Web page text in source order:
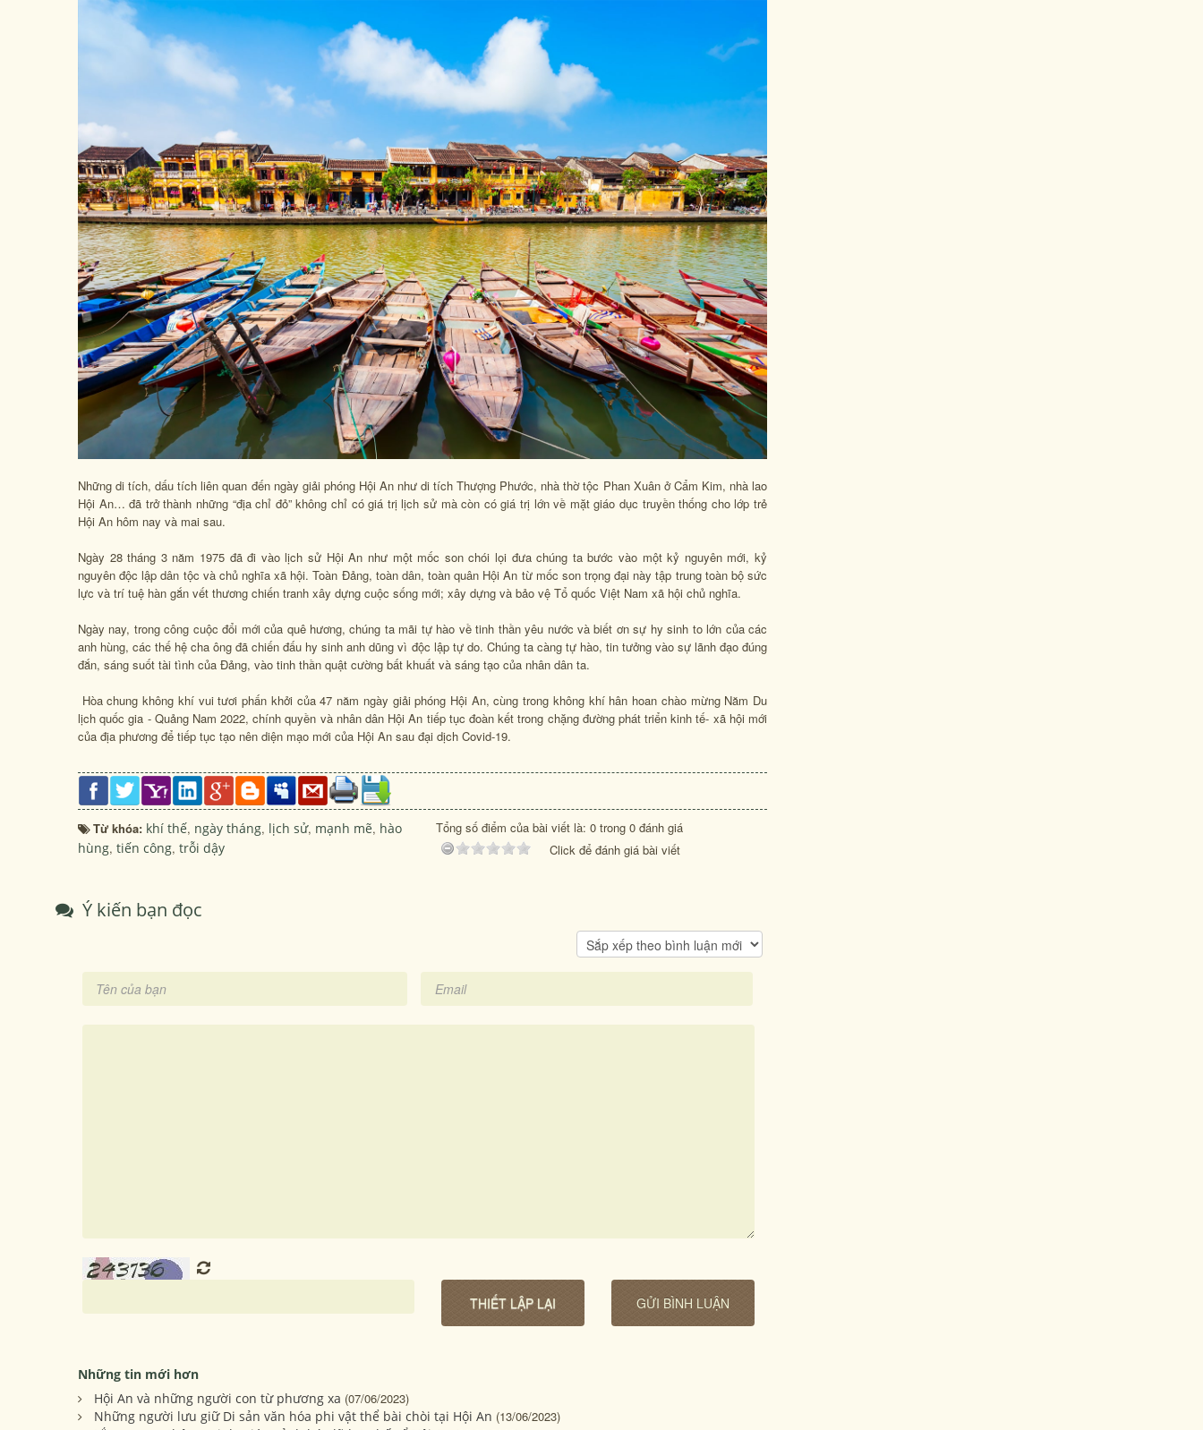
Những di tích, dấu tích liên quan đến ngày giải phóng Hội An như di tích Thượng Phước, nhà thờ tộc Phan Xuân ở Cẩm Kim, nhà lao
Hội An… đã trở thành những “địa chỉ đỏ” không chỉ có giá trị lịch sử mà còn có giá trị lớn về mặt giáo dục truyền thống cho lớp trẻ
Hội An hôm nay và mai sau.
Ngày 28 tháng 3 năm 1975 đã đi vào lịch sử Hội An như một mốc son chói lọi đưa chúng ta bước vào một kỷ nguyên mới, kỷ
nguyên độc lập dân tộc và chủ nghĩa xã hội. Toàn Đảng, toàn dân, toàn quân Hội An từ mốc son trọng đại này tập trung toàn bộ sức
lực và trí tuệ hàn gắn vết thương chiến tranh xây dựng cuộc sống mới; xây dựng và bảo vệ Tổ quốc Việt Nam xã hội chủ nghĩa.
Ngày nay, trong công cuộc đổi mới của quê hương, chúng ta mãi tự hào về tinh thần yêu nước và biết ơn sự hy sinh to lớn của các
anh hùng, các thế hệ cha ông đã chiến đấu hy sinh anh dũng vì độc lập tự do. Chúng ta càng tự hào, tin tưởng vào sự lãnh đạo đúng
đắn, sáng suốt tài tình của Đảng, vào tinh thần quật cường bất khuất và sáng tạo của nhân dân ta.
Hòa chung không khí vui tươi phấn khởi của 47 năm ngày giải phóng Hội An, cùng trong không khí hân hoan chào mừng Năm Du
lịch quốc gia - Quảng Nam 2022, chính quyền và nhân dân Hội An tiếp tục đoàn kết trong chặng đường phát triển kinh tế- xã hội mới
của địa phương để tiếp tục tạo nên diện mạo mới của Hội An sau đại dịch Covid-19.
Từ khóa: khí thế, ngày tháng, lịch sử, mạnh mẽ, hào
hùng, tiến công, trỗi dậy
Tổng số điểm của bài viết là: 0 trong 0 đánh giá
Click để đánh giá bài viết
Ý kiến bạn đọc
Những tin mới hơn
Hội An và những người con từ phương xa (07/06/2023)
Những người lưu giữ Di sản văn hóa phi vật thể bài chòi tại Hội An (13/06/2023)